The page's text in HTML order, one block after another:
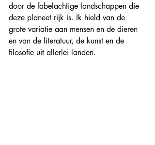
door de fabelachtige landschappen die
deze planeet rijk is. Ik hield van de
grote variatie aan mensen en de dieren
en van de literatuur, de kunst en de
filosofie uit allerlei landen.